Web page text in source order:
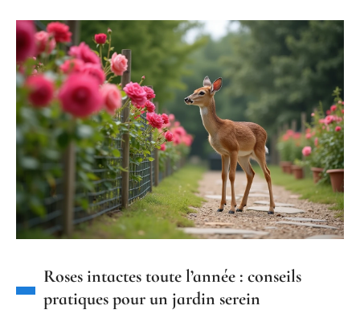
Roses intactes toute l’année : conseils
pratiques pour un jardin serein